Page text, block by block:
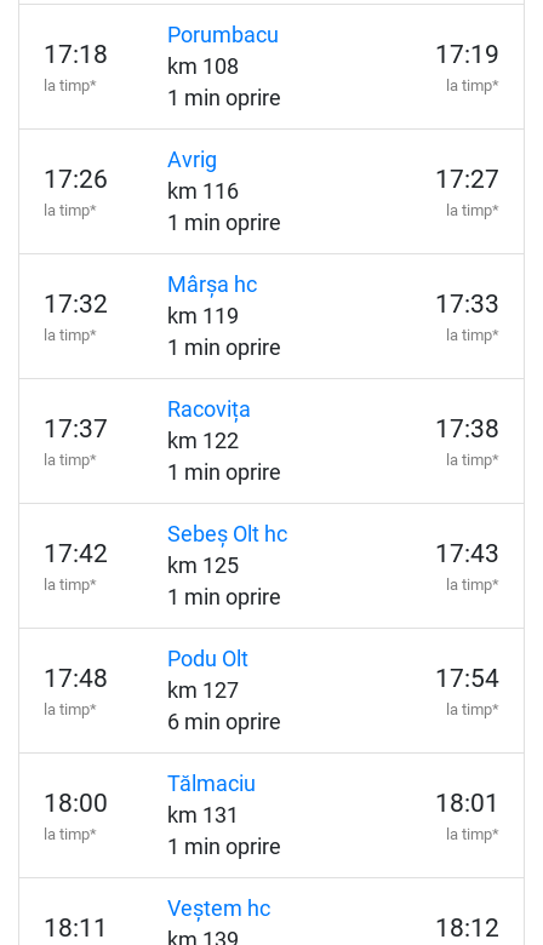
17:18
la timp*
Porumbacu
km 108
1 min oprire
17:19
la timp*
17:26
la timp*
Avrig
km 116
1 min oprire
17:27
la timp*
17:32
la timp*
Mârșa hc
km 119
1 min oprire
17:33
la timp*
17:37
la timp*
Racovița
km 122
1 min oprire
17:38
la timp*
17:42
la timp*
Sebeș Olt hc
km 125
1 min oprire
17:43
la timp*
17:48
la timp*
Podu Olt
km 127
6 min oprire
17:54
la timp*
18:00
la timp*
Tălmaciu
km 131
1 min oprire
18:01
la timp*
18:11
Veștem hc
km 139
18:12